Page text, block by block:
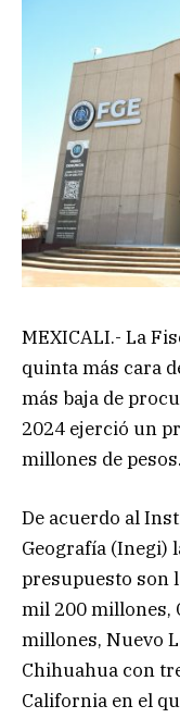
MEXICALI.- La
quinta más cara
más baja de
2024 ejerció un
millones de pesos.
De acuerdo al
Geografía (Inegi)
presupuesto son
mil 200 millones,
millones, Nuevo
Chihuahua con
California en el